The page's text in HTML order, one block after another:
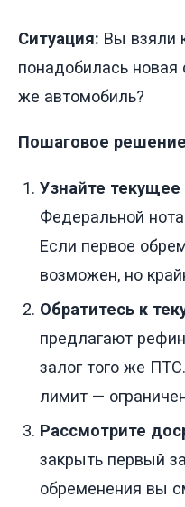
Ситуация: Вы взяли
понадобилась
же автомобиль?
Пошаговое
Узнайте
Федеральной
Если первое
возможен, но
Обратитесь к
предлагают
залог того же
лимит —
Рассмотрите
закрыть первый
обременения вы